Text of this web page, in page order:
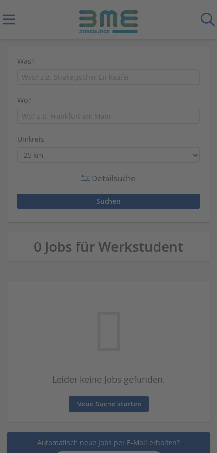
Was?
Wo?
Umkreis
Detailsuche
0 Jobs für Werkstudent
Leider keine Jobs gefunden.
Neue Suche starten
Automatisch neue Jobs per E-Mail erhalten?